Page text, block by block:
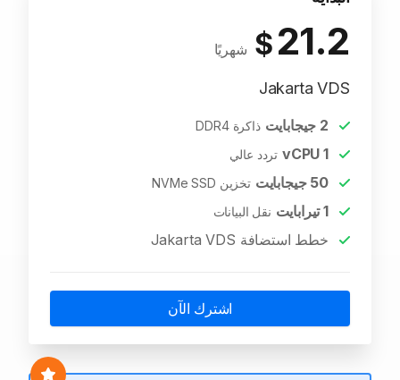
21.2
$ شهريًا
Jakarta VDS
2 جيجابايت ذاكرة DDR4
1
vCPU تردد عالي
50 جيجابايت تخزين NVMe SSD
1تيرابايت نقل البيانات
خطط استضافة Jakarta VDS
اشترك الآن